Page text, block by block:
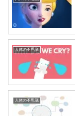
人体の不思議
人体の不思議